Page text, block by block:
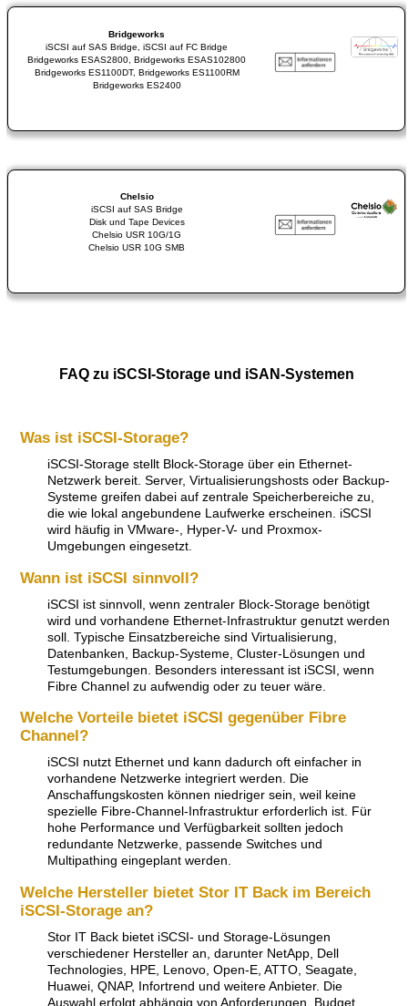
Bridgeworks
iSCSI auf SAS Bridge, iSCSI auf FC Bridge
Bridgeworks ESAS2800, Bridgeworks ESAS102800
Bridgeworks ES1100DT, Bridgeworks ES1100RM
Bridgeworks ES2400
Chelsio
iSCSI auf SAS Bridge
Disk und Tape Devices
Chelsio USR 10G/1G
Chelsio USR 10G SMB
FAQ zu iSCSI-Storage und iSAN-Systemen
Was ist iSCSI-Storage?
iSCSI-Storage stellt Block-Storage über ein Ethernet-
Netzwerk bereit. Server, Virtualisierungshosts oder Backup-
Systeme greifen dabei auf zentrale Speicherbereiche zu,
die wie lokal angebundene Laufwerke erscheinen. iSCSI
wird häufig in VMware-, Hyper-V- und Proxmox-
Umgebungen eingesetzt.
Wann ist iSCSI sinnvoll?
iSCSI ist sinnvoll, wenn zentraler Block-Storage benötigt
wird und vorhandene Ethernet-Infrastruktur genutzt werden
soll. Typische Einsatzbereiche sind Virtualisierung,
Datenbanken, Backup-Systeme, Cluster-Lösungen und
Testumgebungen. Besonders interessant ist iSCSI, wenn
Fibre Channel zu aufwendig oder zu teuer wäre.
Welche Vorteile bietet iSCSI gegenüber Fibre
Channel?
iSCSI nutzt Ethernet und kann dadurch oft einfacher in
vorhandene Netzwerke integriert werden. Die
Anschaffungskosten können niedriger sein, weil keine
spezielle Fibre-Channel-Infrastruktur erforderlich ist. Für
hohe Performance und Verfügbarkeit sollten jedoch
redundante Netzwerke, passende Switches und
Multipathing eingeplant werden.
Welche Hersteller bietet Stor IT Back im Bereich
iSCSI-Storage an?
Stor IT Back bietet iSCSI- und Storage-Lösungen
verschiedener Hersteller an, darunter NetApp, Dell
Technologies, HPE, Lenovo, Open-E, ATTO, Seagate,
Huawei, QNAP, Infortrend und weitere Anbieter. Die
Auswahl erfolgt abhängig von Anforderungen, Budget,